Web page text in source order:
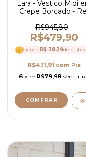
Lara - Vestido Midi
Crepe Bordado -
R$945,80
R$479,90
Ganhe R$ 38,39de
R$431,91 com Pix
6 x de R$79,98 sem
COMPRAR